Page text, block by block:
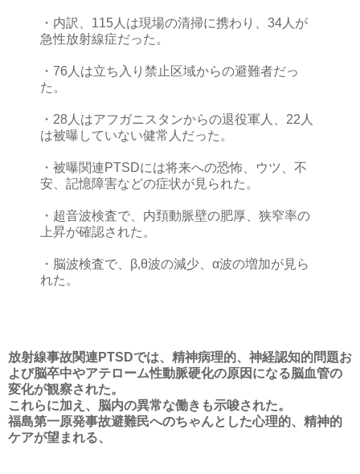
・内訳、115人は現場の清掃に携わり、34人が
急性放射線症だった。
・76人は立ち入り禁止区域からの避難者だっ
た。
・28人はアフガニスタンからの退役軍人、22人
は被曝していない健常人だった。
・被曝関連PTSDには将来への恐怖、ウツ、不
安、記憶障害などの症状が見られた。
・超音波検査で、内頚動脈壁の肥厚、狭窄率の
上昇が確認された。
・脳波検査で、β,θ波の減少、α波の増加が見ら
れた。
放射線事故関連PTSDでは、精神病理的、神経認知的問題お
よび脳卒中やアテローム性動脈硬化の原因になる脳血管の
変化が観察された。
これらに加え、脳内の異常な働きも示唆された。
福島第一原発事故避難民へのちゃんとした心理的、精神的
ケアが望まれる、